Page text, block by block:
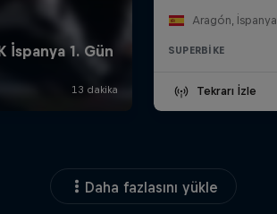
Aragón, İspanya
SUPERBIKE
Tekrarı İzle
Daha fazlasını yükle